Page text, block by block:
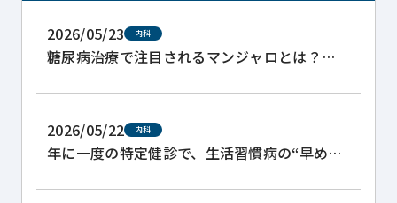
2026/05/23 内科
糖尿病治療で注目されるマンジャロとは？
2026/05/22 内科
年に一度の特定健診で、生活習慣病の“早めの